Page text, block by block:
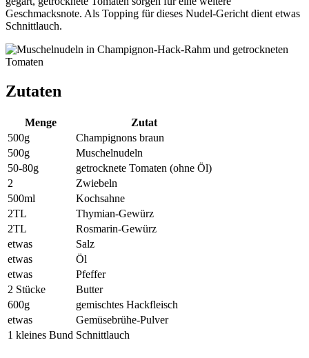
Geschmacksnote. Als Topping für dieses Nudel-Gericht dient etwas
Schnittlauch.
Zutaten
Menge
Zutat
500g
Champignons braun
500g
Muschelnudeln
50-80g
getrocknete Tomaten (ohne Öl)
2
Zwiebeln
500ml
Kochsahne
2TL
Thymian-Gewürz
2TL
Rosmarin-Gewürz
etwas
Salz
etwas
Öl
etwas
Pfeffer
2 Stücke
Butter
600g
gemischtes Hackfleisch
etwas
Gemüsebrühe-Pulver
1 kleines Bund Schnittlauch